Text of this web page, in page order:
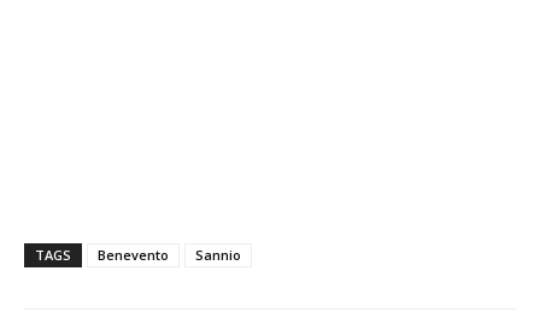
TAGS Benevento Sannio